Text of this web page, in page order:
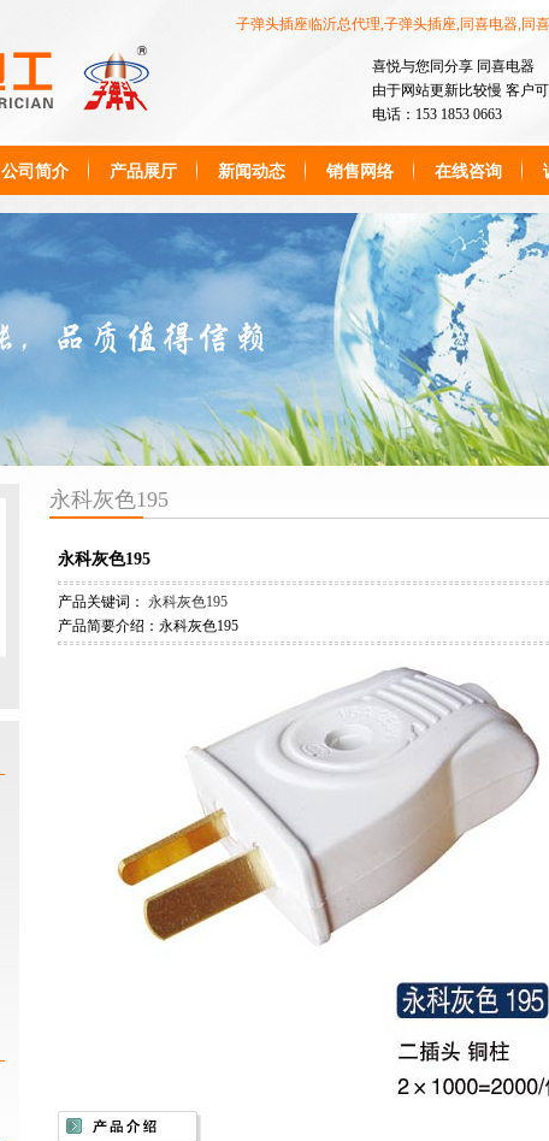
子弹头插座临沂总代理,子弹头插座,同喜电器,同
喜悦与您同分享 同喜电器
由于网站更新比较慢 客户
电话：153 1853 0663
公司简介 产品展厅 新闻动态 销售网络 在线咨询
永科灰色195
永科灰色195
产品关键词： 永科灰色195
产品简要介绍：永科灰色195